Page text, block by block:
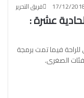
فريق التحرير 17/12/
عشرة :
للراحة فيما تمت برمجة
الصغرى.